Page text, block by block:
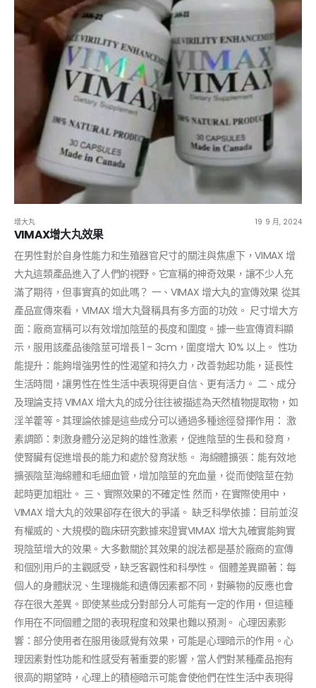
增大丸 19 9 月, 2024
VIMAX增大丸效果
在男性對於自身性能力和生殖器官尺寸的關注與焦慮下，VIMAX 增
大丸這類產品進入了人們的視野。它宣稱的神奇效果，讓不少人充
滿了期待，但事實真的如此嗎？ 一、VIMAX 增大丸的宣傳效果 從其
產品宣傳來看，VIMAX 增大丸聲稱具有多方面的功效。 尺寸增大方
面：廠商宣稱可以有效增加陰莖的長度和圍度。據一些宣傳資料顯
示，服用該產品後陰莖可增長 1 - 3cm，圍度增大 10% 以上。 性功
能提升：能夠增強男性的性渴望和持久力，改善勃起功能，延長性
生活時間，讓男性在性生活中表現得更自信、更有活力。 二、成分
及理論支持 VIMAX 增大丸的成分往往被描述為天然植物提取物，如
淫羊藿等。其理論依據是這些成分可以通過多種途徑發揮作用： 激
素調節：刺激身體分泌足夠的雄性激素，促進陰莖的生長和發育，
使腎臟有促進增長的能力和處於發育狀態。 海綿體擴張：能有效地
擴張陰莖海綿體和毛細血管，增加陰莖的充血量，從而使陰莖在勃
起時更加粗壯。 三、實際效果的不確定性 然而，在實際使用中，
VIMAX 增大丸的效果卻存在很大的爭議。 缺乏科學依據：目前並沒
有權威的、大規模的臨床研究數據來證實VIMAX 增大丸確實能夠實
現陰莖增大的效果。大多數關於其效果的說法都是基於廠商的宣傳
和個別用戶的主觀感受，缺乏客觀性和科學性。 個體差異顯著：每
個人的身體狀況、生理機能和遺傳因素都不同，對藥物的反應也會
存在很大差異。即使某些成分對部分人可能有一定的作用，但這種
作用在不同個體之間的表現程度和效果也難以預測。 心理因素影
響：部分使用者在服用後感覺有效果，可能是心理暗示的作用。心
理因素對性功能和性感受有著重要的影響，當人們對某種產品抱有
很高的期望時，心理上的積極暗示可能會使他們在性生活中表現得